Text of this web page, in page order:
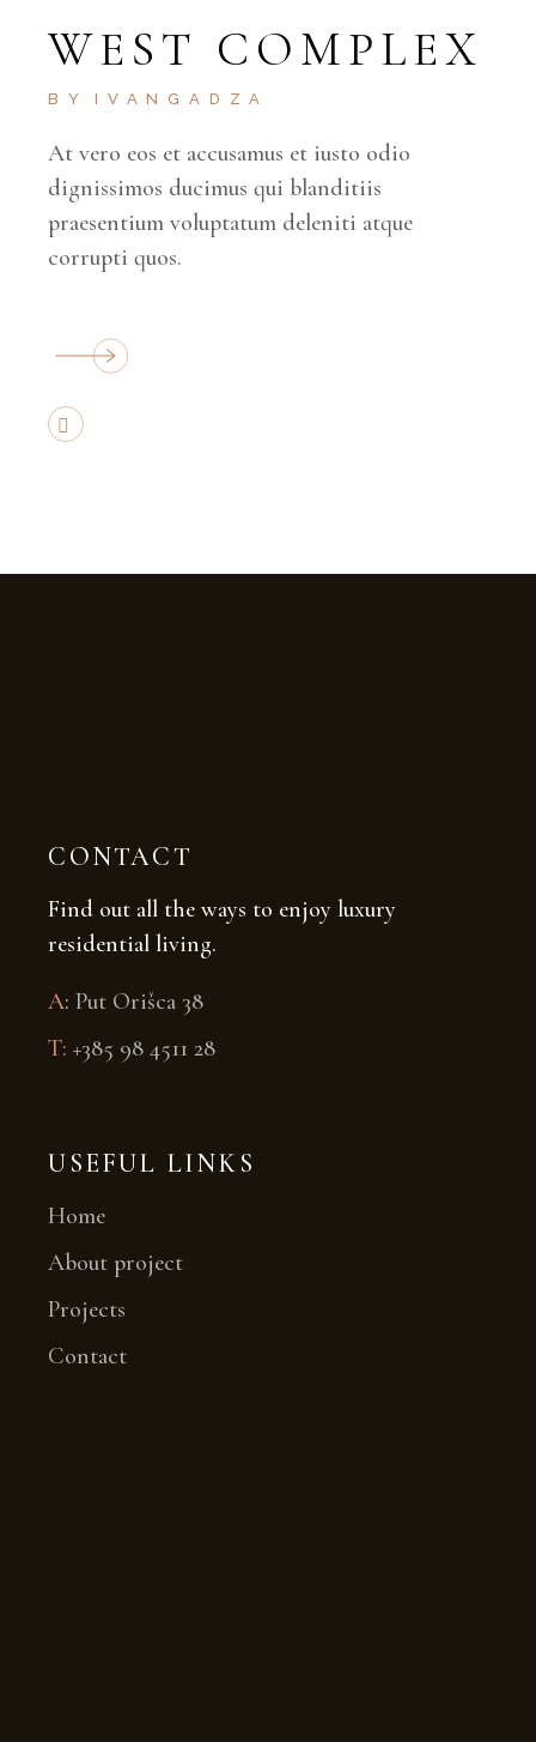
WEST COMPLEX
BY IVANGADZA
At vero eos et accusamus et iusto odio
dignissimos ducimus qui blanditiis
praesentium voluptatum deleniti atque
corrupti quos.
CONTACT
Find out all the ways to enjoy luxury
residential living.
A:Put Orišca 38
T:+385 98 4511 28
USEFUL LINKS
Home
About project
Projects
Contact